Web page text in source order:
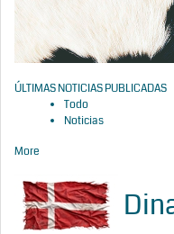
ÚLTIMAS NOTICIAS PUBLICADAS
Todo
Noticias
More